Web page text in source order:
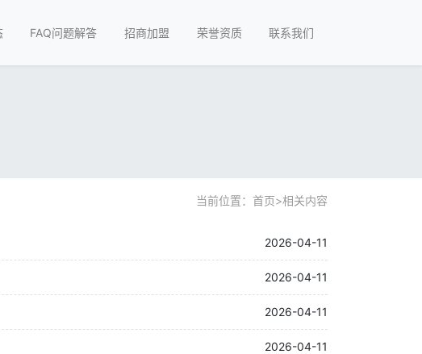
FAQ问题解答 招商加盟 荣誉资质 联系我们
当前位置： 首页>相关内容
2026-04-11
2026-04-11
2026-04-11
2026-04-11